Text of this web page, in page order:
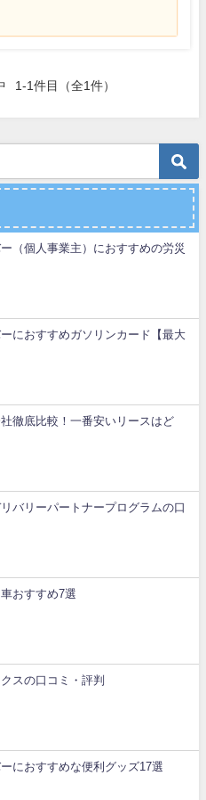
1-1件目 （全1件）
（個人事業主）におすすめの労災
におすすめガソリンカード【最大
徹底比較！一番安いリースはど
バリーパートナープログラムの口
おすすめ7選
スの口コミ・評判
におすすめな便利グッズ17選